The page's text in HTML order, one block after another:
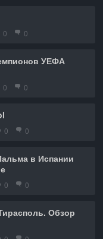
0 0
УЕФА
0 0
0 0
в Испании
0 0
Обзор